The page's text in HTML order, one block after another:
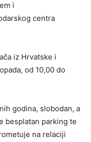
i
centra
iz Hrvatske i
od 10,00 do
godina, slobodan, a
besplatan parking te
na relaciji